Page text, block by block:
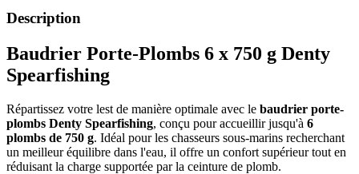
Description
Baudrier Porte-Plombs 6 x 750 g Denty
Spearfishing
Répartissez votre lest de manière optimale avec le baudrier porte-
plombs Denty Spearfishing, conçu pour accueillir jusqu'à 6
plombs de 750 g. Idéal pour les chasseurs sous-marins recherchant
un meilleur équilibre dans l'eau, il offre un confort supérieur tout en
réduisant la charge supportée par la ceinture de plomb.